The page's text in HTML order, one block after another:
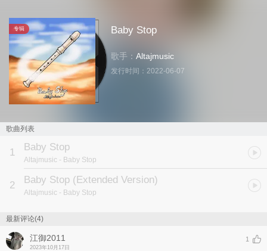
专辑 Baby Stop
歌手： Altajmusic
发行时间： 2022-06-07
歌曲列表
1 Baby Stop
Altajmusic - Baby Stop
2 Baby Stop (Extended Version)
Altajmusic - Baby Stop
最新评论(4)
江御2011
2023年10月17日
1